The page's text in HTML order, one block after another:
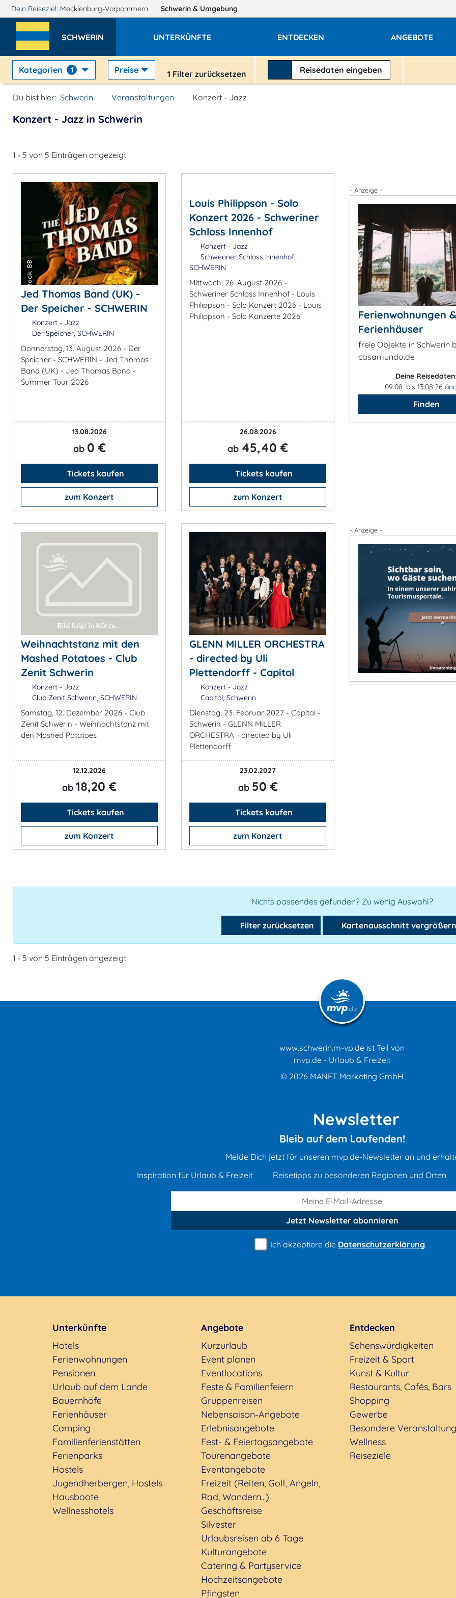
Dein Reiseziel: Mecklenburg-Vorpommern Schwerin & Umgebung
SCHWERIN UNTERKÜNFTE ENTDECKEN ANGEBOTE
Kategorien 1 Preise 1 Filter zurücksetzen Reisedateneingeben
Du bist hier: Schwerin Veranstaltungen Konzert - Jazz
Konzert - Jazz in Schwerin
1 - 5 von 5 Einträgen angezeigt
Jed Thomas Band (UK) -
Der Speicher - SCHWERIN
Konzert - Jazz
Der Speicher, SCHWERIN
Donnerstag, 13. August 2026 - Der
Speicher - SCHWERIN - Jed Thomas
Band (UK) - Jed Thomas Band -
Summer Tour 2026
13.08.2026
ab 0 €
Tickets kaufen
zum Konzert
Louis Philippson - Solo
Konzert 2026 - Schweriner
Schloss Innenhof
Konzert - Jazz
Schweriner Schloss Innenhof,
SCHWERIN
Mittwoch, 26. August 2026 -
Schweriner Schloss Innenhof - Louis
Philippson - Solo Konzert 2026 - Louis
Philippson - Solo Konzerte 2026
26.08.2026
ab 45,40 €
Tickets kaufen
zum Konzert
- Anzeige -
Ferienwohnungen &
Ferienhäuser
freie Objekte in Schwerin
casamundo.de
Deine
09.08. bis 13.08.26
Finden
Weihnachtstanz mit den
Mashed Potatoes - Club
Zenit Schwerin
Konzert - Jazz
Club Zenit Schwerin, SCHWERIN
Samstag, 12. Dezember 2026 - Club
Zenit Schwerin - Weihnachtstanz mit
den Mashed Potatoes
12.12.2026
ab 18,20 €
Tickets kaufen
zum Konzert
GLENN MILLER ORCHESTRA
- directed by Uli
Plettendorff - Capitol
Konzert - Jazz
Capitol, Schwerin
Dienstag, 23. Februar 2027 - Capitol -
Schwerin - GLENN MILLER
ORCHESTRA - directed by Uli
Plettendorff
23.02.2027
ab 50 €
Tickets kaufen
zum Konzert
- Anzeige -
Nichts passendes gefunden? Zu wenig Auswahl?
Filter zurücksetzen Kartenausschnitt vergrößern
1 - 5 von 5 Einträgen angezeigt
www.schwerin.m-vp.de ist Teil von
mvp.de - Urlaub & Freizeit
© 2026 MANET Marketing GmbH
Newsletter
Bleib auf dem Laufenden!
Melde Dich jetzt für unseren mvp.de-Newsletter an und
Inspiration für Urlaub & Freizeit
Reisetipps zu besonderen Regionen und Orten
Jetzt Newsletterabonnieren
Ich akzeptiere die Datenschutzerklärung.
Unterkünfte
Hotels
Ferienwohnungen
Pensionen
Urlaub auf dem Lande
Bauernhöfe
Ferienhäuser
Camping
Familienferienstätten
Ferienparks
Hostels
Jugendherbergen, Hostels
Hausboote
Wellnesshotels
Angebote
Kurzurlaub
Event planen
Eventlocations
Feste & Familienfeiern
Gruppenreisen
Nebensaison-Angebote
Erlebnisangebote
Fest- & Feiertagsangebote
Tourenangebote
Eventangebote
Freizeit (Reiten, Golf, Angeln,
Rad, Wandern...)
Geschäftsreise
Silvester
Urlaubsreisen ab 6 Tage
Kulturangebote
Catering & Partyservice
Hochzeitsangebote
Pfingsten
Entdecken
Sehenswürdigkeiten
Freizeit & Sport
Kunst & Kultur
Restaurants, Cafés, Bars
Shopping
Gewerbe
Besondere
Wellness
Reiseziele